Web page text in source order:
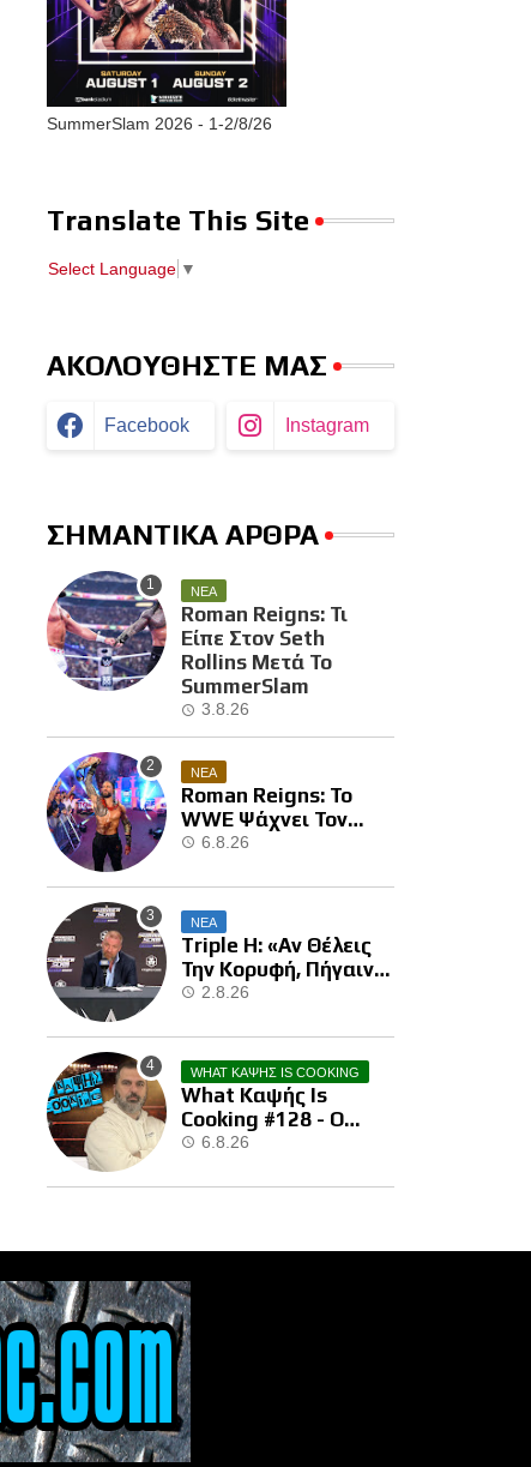
SummerSlam 2026 - 1-2/8/26
Translate This Site
Select Language ▼
ΑΚΟΛΟΥΘΗΣΤΕ ΜΑΣ
Facebook Instagram
ΣΗΜΑΝΤΙΚΑ ΑΡΘΡΑ
ΝΕΑ
Roman Reigns: Τι
Είπε Στον Seth
Rollins Μετά Το
SummerSlam
3.8.26
ΝΕΑ
Roman Reigns: Το
WWE Ψάχνει Τον
Επόμενο Διεκδικητή
6.8.26
ΝΕΑ
Triple H: «Αν Θέλεις
Την Κορυφή, Πήγαινε
Και Κέρδισε Την»
2.8.26
WHAT ΚΑΨΗΣ IS COOKING
What Καψής Is
Cooking #128 - Ο
Brock Μας Την
6.8.26